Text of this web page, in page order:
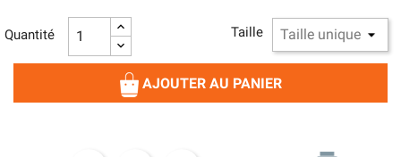
Taille
Quantité
AJOUTER AU PANIER